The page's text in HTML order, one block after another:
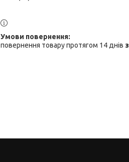
повернення товару протягом 14 днів